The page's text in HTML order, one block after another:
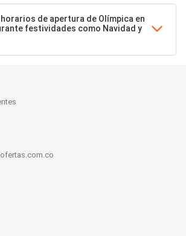
de apertura de Olímpica en
festividades como Navidad y